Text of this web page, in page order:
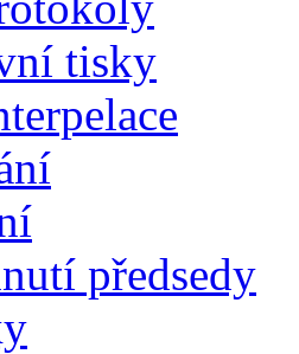
tisky
předsedy